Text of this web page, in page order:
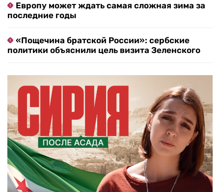
Европу может ждать самая сложная зима за
последние годы
«Пощечина братской России»: сербские
политики объяснили цель визита Зеленского